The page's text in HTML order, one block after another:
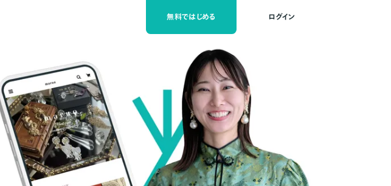
無料ではじめる ログイン